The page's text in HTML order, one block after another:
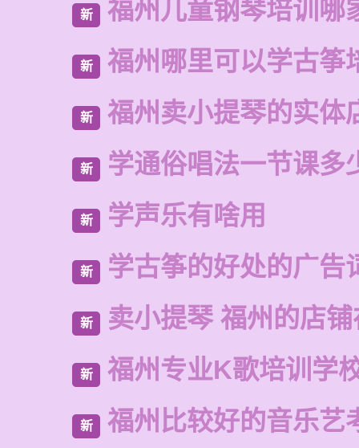
新 福州儿童钢琴培训哪
新 福州哪里可以学古筝
新 福州卖小提琴的实体
新 学通俗唱法一节课多
新 学声乐有啥用
新 学古筝的好处的广告
新 卖小提琴 福州的店
新 福州专业K歌培训学
新 福州比较好的音乐艺